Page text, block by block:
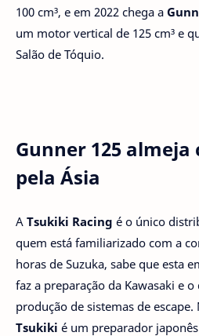
100 cm³, e em 2022 chega a
um motor vertical de 125 cm³ e
Salão de Tóquio.
Gunner 125
pela Ásia
A Tsukiki Racing é o único
quem está familiarizado com a
horas de Suzuka, sabe que esta
faz a preparação da Kawasaki e
produção de sistemas de escape.
Tsukiki é um preparador